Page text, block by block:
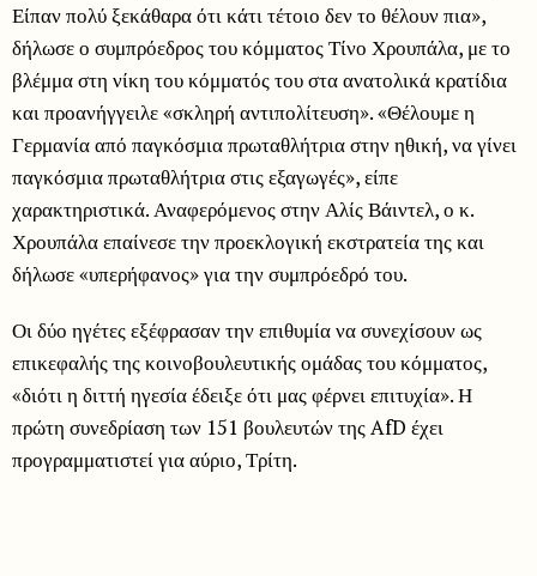
Είπαν πολύ ξεκάθαρα ότι κάτι τέτοιο δεν το θέλουν πια»,
δήλωσε ο συμπρόεδρος του κόμματος Τίνο Χρουπάλα, με το
βλέμμα στη νίκη του κόμματός του στα ανατολικά κρατίδια
και προανήγγειλε «σκληρή αντιπολίτευση». «Θέλουμε η
Γερμανία από παγκόσμια πρωταθλήτρια στην ηθική, να γίνει
παγκόσμια πρωταθλήτρια στις εξαγωγές», είπε
χαρακτηριστικά. Αναφερόμενος στην Αλίς Βάιντελ, ο κ.
Χρουπάλα επαίνεσε την προεκλογική εκστρατεία της και
δήλωσε «υπερήφανος» για την συμπρόεδρό του.
Οι δύο ηγέτες εξέφρασαν την επιθυμία να συνεχίσουν ως
επικεφαλής της κοινοβουλευτικής ομάδας του κόμματος,
«διότι η διττή ηγεσία έδειξε ότι μας φέρνει επιτυχία». Η
πρώτη συνεδρίαση των 151 βουλευτών της AfD έχει
προγραμματιστεί για αύριο, Τρίτη.